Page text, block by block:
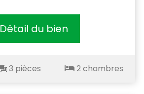
Détail du bien
3 pièces 2 chambres